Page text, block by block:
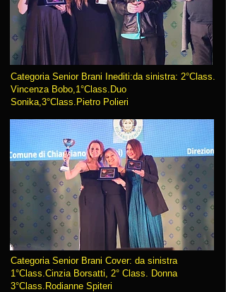
Categoria Senior Brani Inediti:da sinistra: 2°Class.
Vincenza Bobo,1°Class.Duo
Sonika,3°Class.Pietro Polieri
Categoria Senior Brani Cover: da sinistra
1°Class.Cinzia Borsatti, 2° Class. Donna
3°Class.Rodianne Spiteri